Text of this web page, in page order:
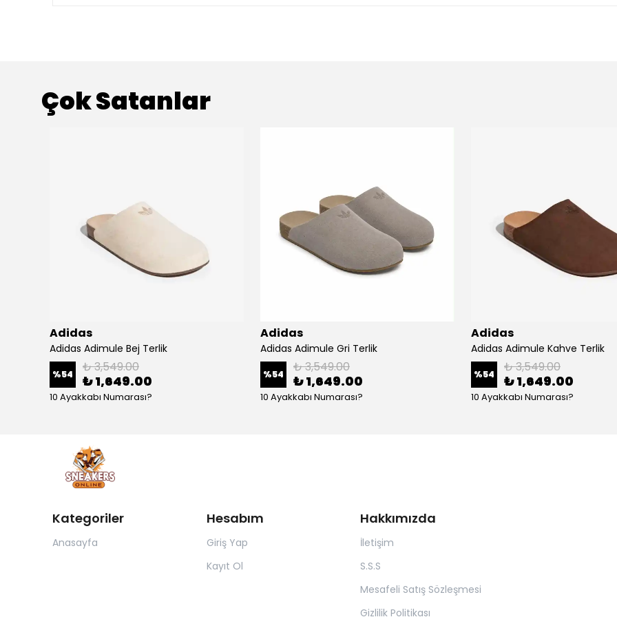
Çok Satanlar
Adidas
Adidas Adimule Bej Terlik
%54 ₺ 3,549.00
₺ 1,649.00
10 Ayakkabı Numarası?
Adidas
Adidas Adimule Gri Terlik
%54 ₺ 3,549.00
₺ 1,649.00
10 Ayakkabı Numarası?
Adidas
Adidas Adimule Kahve Terlik
%54 ₺ 3,549.00
₺ 1,649.00
10 Ayakkabı Numarası?
Kategoriler
Anasayfa
Hesabım
Giriş Yap
Kayıt Ol
Hakkımızda
İletişim
S.S.S
Mesafeli Satış Sözleşmesi
Gizlilik Politikası